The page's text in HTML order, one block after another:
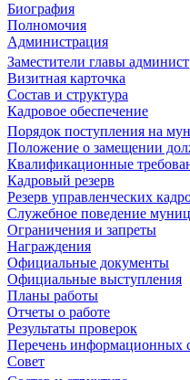
Биография
Полномочия
Администрация
Заместители главы
Визитная карточка
Состав и структура
Кадровое обеспечение
Порядок поступления на
Положение о замещении
Квалификационные
Кадровый резерв
Резерв управленческих
Служебное поведение
Ограничения и запреты
Награждения
Официальные документы
Официальные выступления
Планы работы
Отчеты о работе
Результаты проверок
Перечень информационных
Совет